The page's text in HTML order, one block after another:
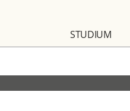
STUDIUM